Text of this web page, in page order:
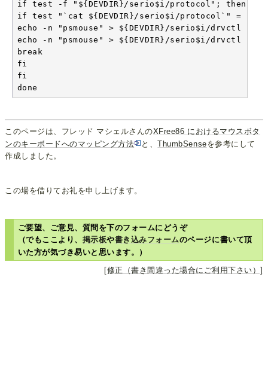
if test -f "${DEVDIR}/serio$i/protocol"; then
if test "`cat ${DEVDIR}/serio$i/protocol`" =
echo -n "psmouse" > ${DEVDIR}/serio$i/drvctl
echo -n "psmouse" > ${DEVDIR}/serio$i/drvctl
break
fi
fi
done
このページは、フレッド マシェルさんのXFree86 におけるマウスボタ
ンのキーボードへのマッピング方法
と、ThumbSenseを参考にして
作成しました。
この場を借りてお礼を申し上げます。
ご要望、ご意見、質問を下のフォームにどうぞ
（でもここより、 掲示板や書き込みフォームのページに書いて頂
いた方が気づき易いと思います。）
[修正（書き間違った場合にご利用下さい）]